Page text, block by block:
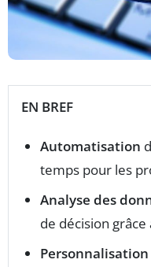
EN BREF
Automatisation
temps pour les
Analyse des
de décision
Personnalisation